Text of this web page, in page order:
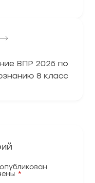
ВПР 2025 по
8 класс
*